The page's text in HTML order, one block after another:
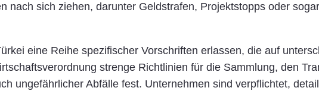
nach sich ziehen, darunter Geldstrafen, Projektstopps oder
eine Reihe spezifischer Vorschriften erlassen, die auf
strenge Richtlinien für die Sammlung, den
ungefährlicher Abfälle fest. Unternehmen sind verpflichtet,